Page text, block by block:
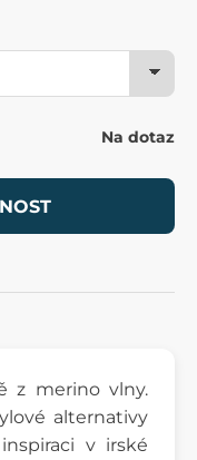
Na dotaz
z merino vlny.
alternativy
v irské